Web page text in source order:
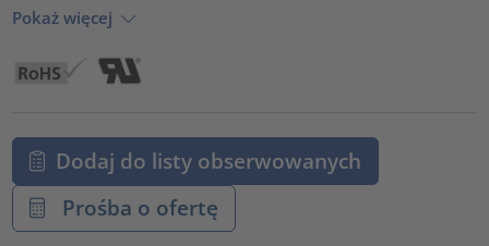
Pokaż więcej
Dodaj do listy obserwowanych
Prośba o ofertę